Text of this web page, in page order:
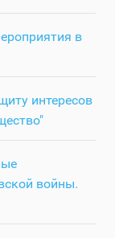
в
интересов
войны.